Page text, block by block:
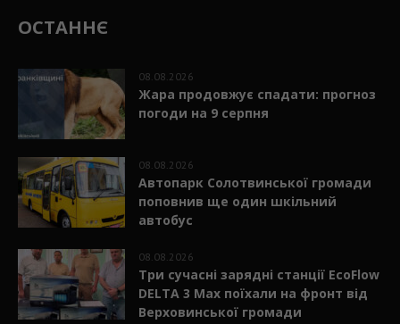
ОСТАННЄ
08.08.2026
Жара продовжує спадати: прогноз
погоди на 9 серпня
08.08.2026
Автопарк Солотвинської громади
поповнив ще один шкільний
автобус
08.08.2026
Три сучасні зарядні станції EcoFlow
DELTA 3 Max поїхали на фронт від
Верховинської громади